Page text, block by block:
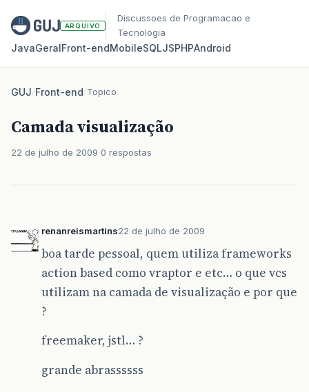
ARQUIVO
Discussoes de Programacao e
Tecnologia
JavaGeralFront‑endMobileSQLJSPHPAndroid
GUJ/Front-end/Topico
Camada visualização
22 de julho de 2009 0 respostas
renanreismartins22 de julho de 2009
boa tarde pessoal, quem utiliza frameworks
action based como vraptor e etc… o que vcs
utilizam na camada de visualização e por que
?
freemaker, jstl… ?
grande abrassssss